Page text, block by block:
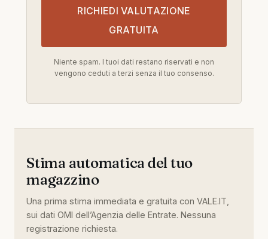
RICHIEDI VALUTAZIONE
GRATUITA
Niente spam. I tuoi dati restano riservati e non
vengono ceduti a terzi senza il tuo consenso.
Stima automatica del tuo
magazzino
Una prima stima immediata e gratuita con VALE.IT,
sui dati OMI dell’Agenzia delle Entrate. Nessuna
registrazione richiesta.